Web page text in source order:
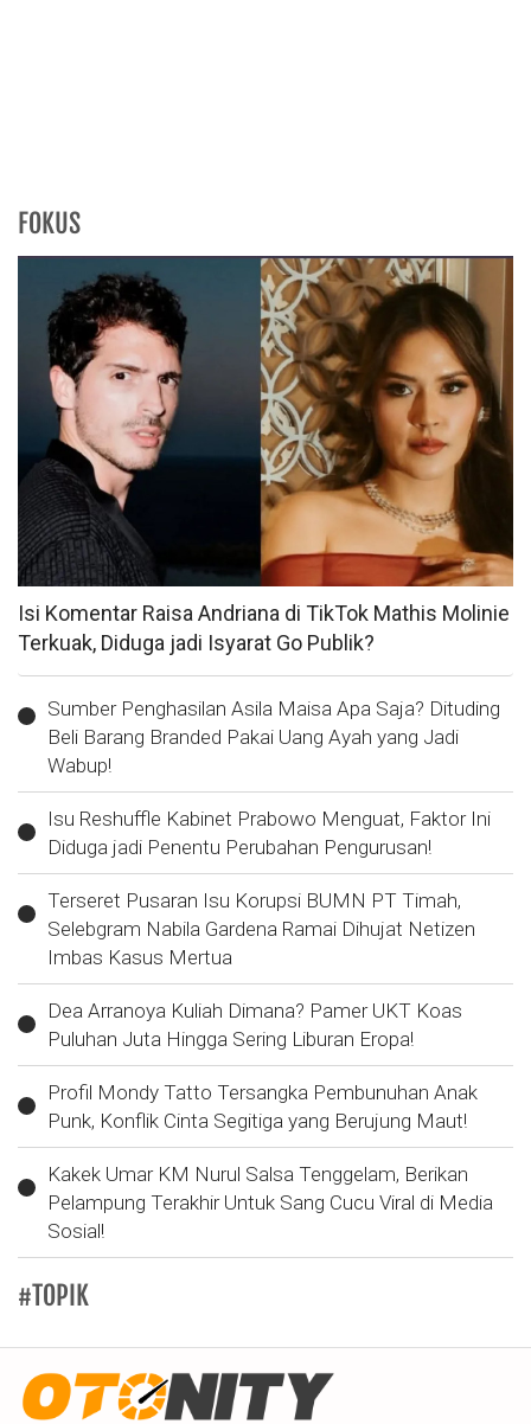
FOKUS
Isi Komentar Raisa Andriana di TikTok Mathis Molinie
Terkuak, Diduga jadi Isyarat Go Publik?
Sumber Penghasilan Asila Maisa Apa Saja? Dituding
Beli Barang Branded Pakai Uang Ayah yang Jadi
Wabup!
Isu Reshuffle Kabinet Prabowo Menguat, Faktor Ini
Diduga jadi Penentu Perubahan Pengurusan!
Terseret Pusaran Isu Korupsi BUMN PT Timah,
Selebgram Nabila Gardena Ramai Dihujat Netizen
Imbas Kasus Mertua
Dea Arranoya Kuliah Dimana? Pamer UKT Koas
Puluhan Juta Hingga Sering Liburan Eropa!
Profil Mondy Tatto Tersangka Pembunuhan Anak
Punk, Konflik Cinta Segitiga yang Berujung Maut!
Kakek Umar KM Nurul Salsa Tenggelam, Berikan
Pelampung Terakhir Untuk Sang Cucu Viral di Media
Sosial!
#TOPIK